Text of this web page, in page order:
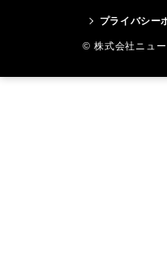
プライバシー
© 株式会社ニュ